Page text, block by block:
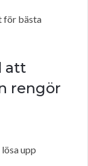
för bästa
att
rengör
upp